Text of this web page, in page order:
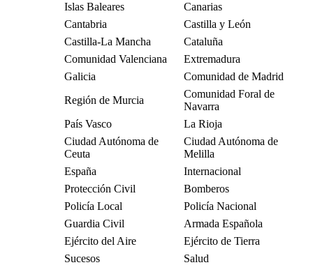
Islas Baleares
Canarias
Cantabria
Castilla y León
Castilla-La Mancha
Cataluña
Comunidad Valenciana
Extremadura
Galicia
Comunidad de Madrid
Región de Murcia
Comunidad Foral de
Navarra
País Vasco
La Rioja
Ciudad Autónoma de
Ceuta
Ciudad Autónoma de
Melilla
España
Internacional
Protección Civil
Bomberos
Policía Local
Policía Nacional
Guardia Civil
Armada Española
Ejército del Aire
Ejército de Tierra
Sucesos
Salud